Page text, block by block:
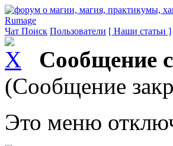
Rumage
Чат Поиск Пользователи [ Наши статьи ]
Сообщение
(Сообщение
Это меню